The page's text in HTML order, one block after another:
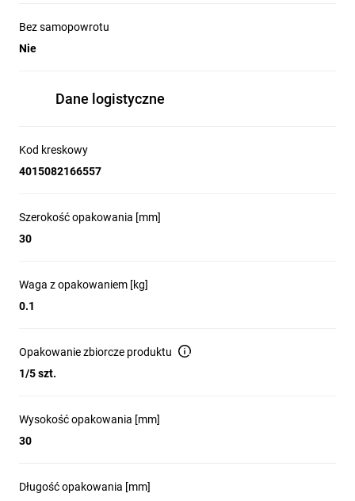
Bez samopowrotu
Nie
Dane logistyczne
Kod kreskowy
4015082166557
Szerokość opakowania [mm]
30
Waga z opakowaniem [kg]
0.1
Opakowanie zbiorcze produktu
1/5 szt.
Wysokość opakowania [mm]
30
Długość opakowania [mm]